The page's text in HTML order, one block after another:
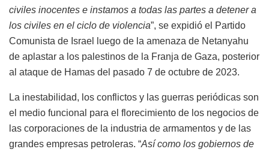
civiles inocentes e instamos a todas las partes a detener a
los civiles en el ciclo de violencia”, se expidió el Partido
Comunista de Israel luego de la amenaza de Netanyahu
de aplastar a los palestinos de la Franja de Gaza, posterior
al ataque de Hamas del pasado 7 de octubre de 2023.
La inestabilidad, los conflictos y las guerras periódicas son
el medio funcional para el florecimiento de los negocios de
las corporaciones de la industria de armamentos y de las
grandes empresas petroleras. “Así como los gobiernos de